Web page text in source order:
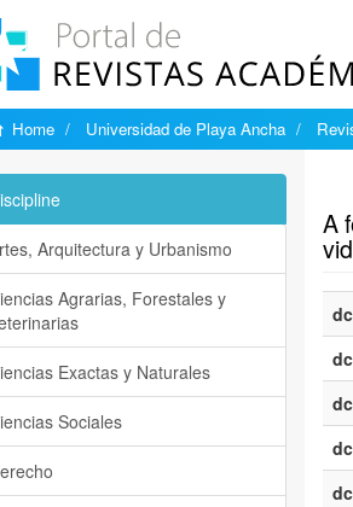
Home Universidad de Playa Ancha
A
Arquitectura y Urbanismo
Agrarias, Forestales y
Exactas y Naturales
Sociales